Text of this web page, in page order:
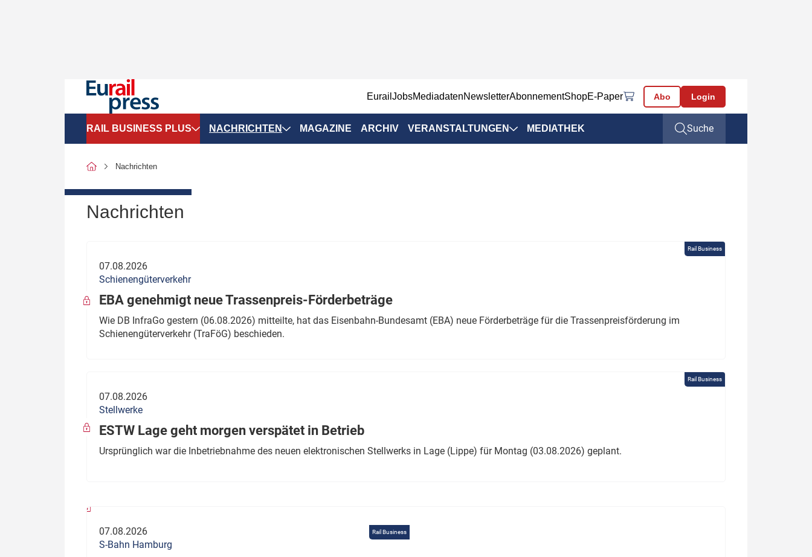
EurailJobsMediadatenNewsletterAbonnementShopE-Paper Abo Login
RAIL BUSINESS PLUS
SPNV-Marktdaten
Politik
Verbände: Wer spricht für
wen?
Thema des Monats
Dossier: Generalsanierung
Dossier: ETCS
NACHRICHTEN
Infrastruktur & Ausrüstung
ÖPNV
MAGAZINE ARCHIV VERANSTALTUNGEN MEDIATHEK Suche
Nachrichten
Nachrichten
Rail Business
07.08.2026
Schienengüterverkehr
EBA genehmigt neue Trassenpreis-Förderbeträge
Wie DB InfraGo gestern (06.08.2026) mitteilte, hat das Eisenbahn-Bundesamt (EBA) neue Förderbeträge für die Trassenpreisförderung im
Schienengüterverkehr (TraFöG) beschieden.
Rail Business
07.08.2026
Stellwerke
ESTW Lage geht morgen verspätet in Betrieb
Ursprünglich war die Inbetriebnahme des neuen elektronischen Stellwerks in Lage (Lippe) für Montag (03.08.2026) geplant.
Rail Business
07.08.2026
S-Bahn Hamburg